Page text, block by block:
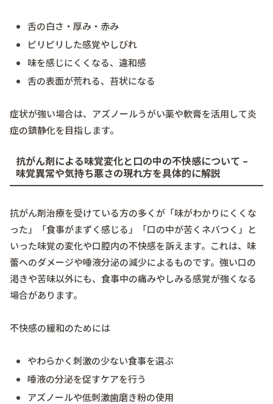
舌の白さ・厚み・赤み
ピリピリした感覚やしびれ
味を感じにくくなる、違和感
舌の表面が荒れる、苔状になる
症状が強い場合は、アズノールうがい薬や軟膏を活用して炎
症の鎮静化を目指します。
抗がん剤による味覚変化と口の中の不快感について –
味覚異常や気持ち悪さの現れ方を具体的に解説
抗がん剤治療を受けている方の多くが「味がわかりにくくな
った」「食事がまずく感じる」「口の中が苦くネバつく」と
いった味覚の変化や口腔内の不快感を訴えます。これは、味
蕾へのダメージや唾液分泌の減少によるものです。強い口の
渇きや苦味以外にも、食事中の痛みやしみる感覚が強くなる
場合があります。
不快感の緩和のためには
やわらかく刺激の少ない食事を選ぶ
唾液の分泌を促すケアを行う
アズノールや低刺激歯磨き粉の使用